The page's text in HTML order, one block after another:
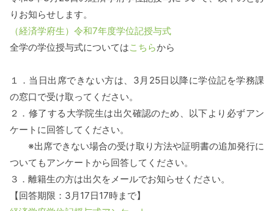
りお知らせします。
（経済学府生）令和7年度学位記授与式
全学の学位授与式についてはこちらから
１．当日出席できない方は、 3月 25日以降に学位記を学務課
の窓口で受け取ってください。
２．修了する大学院生は出欠確認のため、以下より必ずアン
ケートに回答してください。
※出席できない場合の受け取り方法や証明書の追加発行に
ついてもアンケートから回答してください。
３．離籍生の方は出欠をメールでお知らせください。
【回答期限：3月17日17時まで】